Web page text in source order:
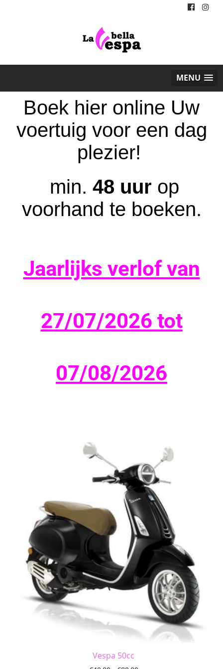
MENU
Boek hier online Uw
voertuig voor een dag
plezier!
min. 48 uur op
voorhand te boeken.
Jaarlijks verlof van
27/07/2026 tot
07/08/2026
Vespa 50cc